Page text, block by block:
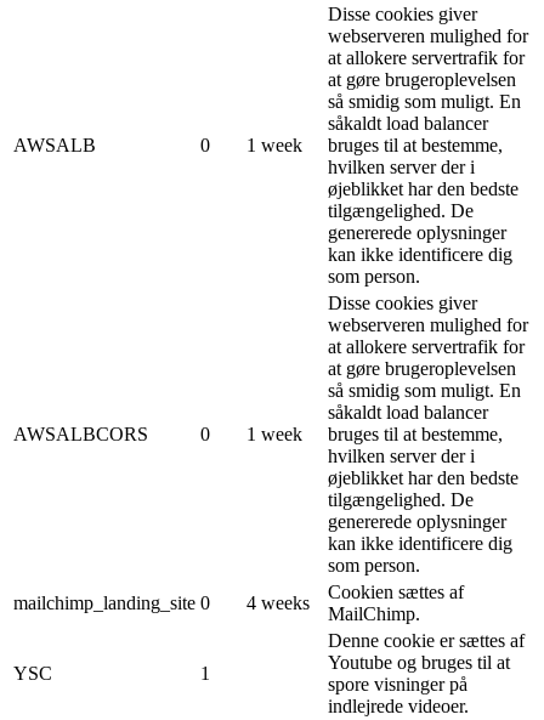
AWSALB 0 1 week
Disse cookies giver
webserveren mulighed for
at allokere servertrafik for
at gøre brugeroplevelsen
så smidig som muligt. En
såkaldt load balancer
bruges til at bestemme,
hvilken server der i
øjeblikket har den bedste
tilgængelighed. De
genererede oplysninger
kan ikke identificere dig
som person.
AWSALBCORS 0 1 week
Disse cookies giver
webserveren mulighed for
at allokere servertrafik for
at gøre brugeroplevelsen
så smidig som muligt. En
såkaldt load balancer
bruges til at bestemme,
hvilken server der i
øjeblikket har den bedste
tilgængelighed. De
genererede oplysninger
kan ikke identificere dig
som person.
mailchimp_landing_site 0 4 weeks
Cookien sættes af
MailChimp.
YSC 1
Denne cookie er sættes af
Youtube og bruges til at
spore visninger på
indlejrede videoer.